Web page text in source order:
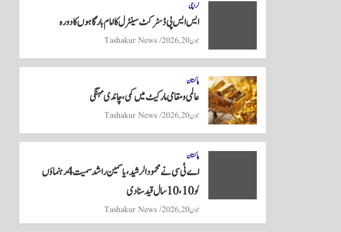
کراچی
ایس ایس پی ڈسٹرکٹ سینٹرل کا امام بارگاہوں کا دورہ
جون 20, 2026 Tashakur News
پاکستان
عالمی و مقامی مارکیٹ میں کمی، چاندی مہنگی
جون 20, 2026 Tashakur News
پاکستان
اے ٹی سی نے محمود الرشید، یاسمین راشد سمیت 4 رہنماؤں
کو 10،10 سال قید سنا دی
جون 20, 2026 Tashakur News